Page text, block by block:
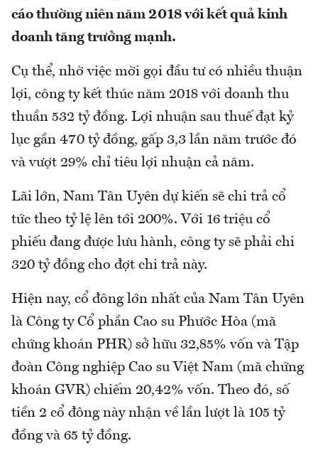
cáo thường niên năm 2018 với kết quả kinh
doanh tăng trưởng mạnh.
Cụ thể, nhờ việc mời gọi đầu tư có nhiều thuận
lợi, công ty kết thúc năm 2018 với doanh thu
thuần 532 tỷ đồng. Lợi nhuận sau thuế đạt kỷ
lục gần 470 tỷ đồng, gấp 3,3 lần năm trước đó
và vượt 29% chỉ tiêu lợi nhuận cả năm.
Lãi lớn, Nam Tân Uyên dự kiến sẽ chi trả cổ
tức theo tỷ lệ lên tới 200%. Với 16 triệu cổ
phiếu đang được lưu hành, công ty sẽ phải chi
320 tỷ đồng cho đợt chi trả này.
Hiện nay, cổ đông lớn nhất của Nam Tân Uyên
là Công ty Cổ phần Cao su Phước Hòa (mã
chứng khoán PHR) sở hữu 32,85% vốn và Tập
đoàn Công nghiệp Cao su Việt Nam (mã chứng
khoán GVR) chiếm 20,42% vốn. Theo đó, số
tiền 2 cổ đông này nhận về lần lượt là 105 tỷ
đồng và 65 tỷ đồng.